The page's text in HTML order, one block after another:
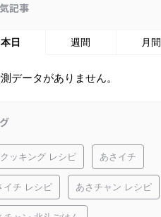
記事
本日 週間 月間
データがありません。
ッキング レシピ あさイチ
イチ レシピ あさチャン レシピ